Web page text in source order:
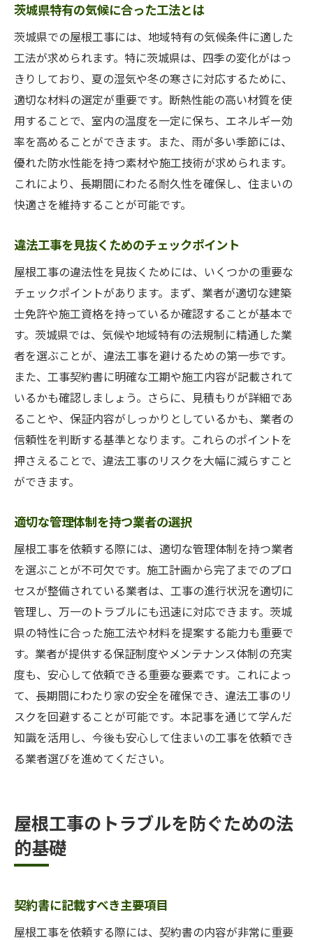
茨城県特有の気候に合った工法とは
茨城県での屋根工事には、地域特有の気候条件に適した
工法が求められます。特に茨城県は、四季の変化がはっ
きりしており、夏の湿気や冬の寒さに対応するために、
適切な材料の選定が重要です。断熱性能の高い材質を使
用することで、室内の温度を一定に保ち、エネルギー効
率を高めることができます。また、雨が多い季節には、
優れた防水性能を持つ素材や施工技術が求められます。
これにより、長期間にわたる耐久性を確保し、住まいの
快適さを維持することが可能です。
違法工事を見抜くためのチェックポイント
屋根工事の違法性を見抜くためには、いくつかの重要な
チェックポイントがあります。まず、業者が適切な建築
士免許や施工資格を持っているか確認することが基本で
す。茨城県では、気候や地域特有の法規制に精通した業
者を選ぶことが、違法工事を避けるための第一歩です。
また、工事契約書に明確な工期や施工内容が記載されて
いるかも確認しましょう。さらに、見積もりが詳細であ
ることや、保証内容がしっかりとしているかも、業者の
信頼性を判断する基準となります。これらのポイントを
押さえることで、違法工事のリスクを大幅に減らすこと
ができます。
適切な管理体制を持つ業者の選択
屋根工事を依頼する際には、適切な管理体制を持つ業者
を選ぶことが不可欠です。施工計画から完了までのプロ
セスが整備されている業者は、工事の進行状況を適切に
管理し、万一のトラブルにも迅速に対応できます。茨城
県の特性に合った施工法や材料を提案する能力も重要で
す。業者が提供する保証制度やメンテナンス体制の充実
度も、安心して依頼できる重要な要素です。これによっ
て、長期間にわたり家の安全を確保でき、違法工事のリ
スクを回避することが可能です。本記事を通じて学んだ
知識を活用し、今後も安心して住まいの工事を依頼でき
る業者選びを進めてください。
屋根工事のトラブルを防ぐための法
的基礎
契約書に記載すべき主要項目
屋根工事を依頼する際には、契約書の内容が非常に重要